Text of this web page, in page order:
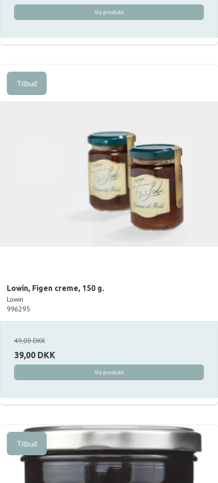
Vis produkt
Tilbud
Lowin, Figen creme, 150 g.
Lowin
996295
49,00 DKK
39,00 DKK
Vis produkt
Tilbud